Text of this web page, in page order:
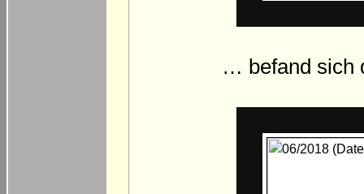
… befand sich